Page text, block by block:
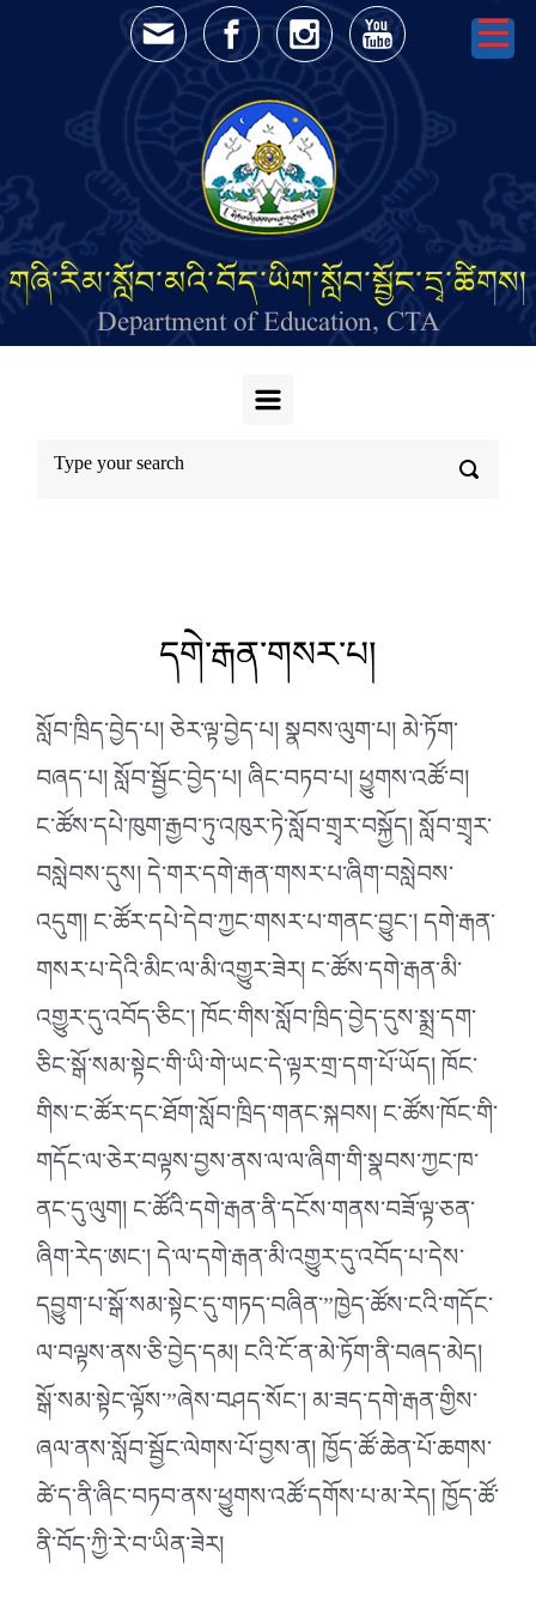
Skip to main content
གཞི་རིམ་སློབ་མའི་བོད་ཡིག་སློབ་སྦྱོང་དྲྭ་ཚིགས།
Department of Education, CTA
དགེ་རྒན་གསར་པ།
སློབ་ཁྲིད་བྱེད་པ། ཅེར་ལྟ་བྱེད་པ། སྣབས་ལུག་པ། མེ་ཏོག་
བཞད་པ། སློབ་སྦྱོང་བྱེད་པ། ཞིང་བཏབ་པ། ཕྱུགས་འཚོ་བ།
ང་ཚོས་དཔེ་ཁུག་རྒྱབ་ཏུ་འཁུར་ཏེ་སློབ་གྲྭར་བསྐྱོད། སློབ་གྲྭར་
བསླེབས་དུས། དེ་གར་དགེ་རྒན་གསར་པ་ཞིག་བསླེབས་
འདུག། ང་ཚོར་དཔེ་དེབ་ཀྱང་གསར་པ་གནང་བྱུང་།དགེ་རྒན་
གསར་པ་དེའི་མིང་ལ་མི་འགྱུར་ཟེར། ང་ཚོས་དགེ་རྒན་མི་
འགྱུར་དུ་འབོད་ཅིང་། ཁོང་གིས་སློབ་ཁྲིད་བྱེད་དུས་སྨྲ་དག་
ཅིང་སྒོ་སམ་སྟེང་གི་ཡི་གེ་ཡང་དེ་ལྟར་གྲ་དག་པོ་ཡོད། ཁོང་
གིས་ང་ཚོར་དང་ཐོག་སློབ་ཁྲིད་གནང་སྐབས། ང་ཚོས་ཁོང་གི་
གདོང་ལ་ཅེར་བལྟས་བྱས་ནས་ལ་ལ་ཞིག་གི་སྣབས་ཀྱང་ཁ་
ནང་དུ་ལུག། ང་ཚོའི་དགེ་རྒན་ནི་དངོས་གནས་བཟོ་ལྟ་ཅན་
ཞིག་རེད་ཨང་། དེ་ལ་དགེ་རྒན་མི་འགྱུར་དུ་འབོད་པ་དེས་
དབྱུག་པ་སྒོ་སམ་སྟེང་དུ་གཏད་བཞིན་”ཁྱེད་ཚོས་ངའི་གདོང་
ལ་བལྟས་ནས་ཅི་བྱེད་དམ། ངའི་ངོ་ན་མེ་ཏོག་ནི་བཞད་མེད།
སྒོ་སམ་སྟེང་ལྟོས་”ཞེས་བཤད་སོང་། མ་ཟད་དགེ་རྒན་གྱིས་
ཞལ་ནས་སློབ་སྦྱོང་ལེགས་པོ་བྱས་ན། ཁྱོད་ཚོ་ཆེན་པོ་ཆགས་
ཚེ་ད་ནི་ཞིང་བཏབ་ནས་ཕྱུགས་འཚོ་དགོས་པ་མ་རེད། ཁྱོད་ཚོ་
ནི་བོད་ཀྱི་རེ་བ་ཡིན་ཟེར།